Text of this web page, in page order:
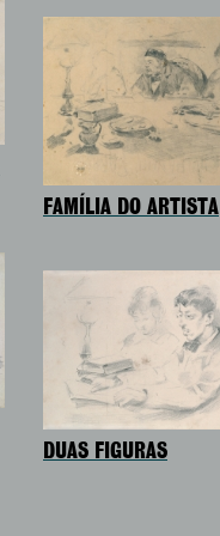
FAMÍLIA DO ARTISTA
DUAS FIGURAS